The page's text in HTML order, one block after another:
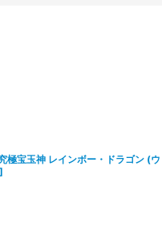
宝玉神 レインボー・ドラゴン (ウ
]